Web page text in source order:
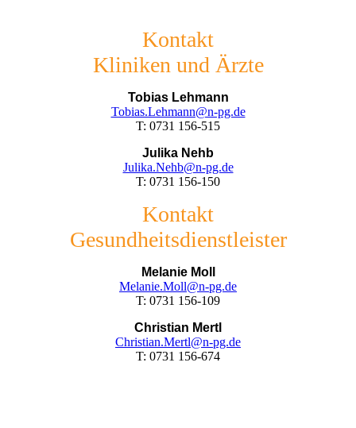
Kontakt
Kliniken und Ärzte
Tobias Lehmann
Tobias.Lehmann@n-pg.de
T: 0731 156-515
Julika Nehb
Julika.Nehb@n-pg.de
T: 0731 156-150
Kontakt
Gesundheitsdienstleister
Melanie Moll
Melanie.Moll@n-pg.de
T: 0731 156-109
Christian Mertl
Christian.Mertl@n-pg.de
T: 0731 156-674